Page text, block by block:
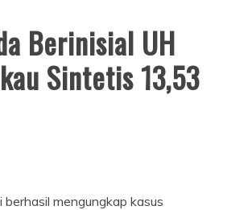
Berinisial UH
Sintetis 13,53
mengungkap kasus